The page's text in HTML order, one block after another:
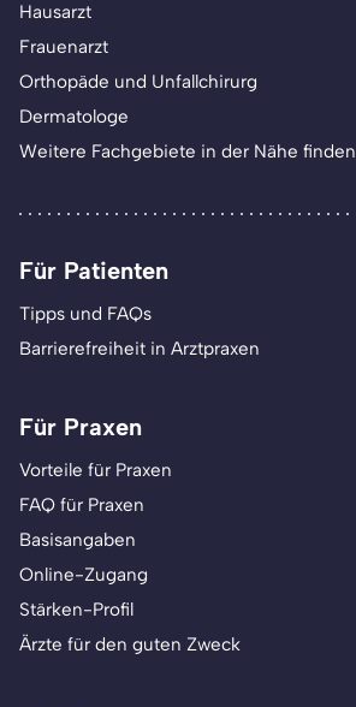
Hausarzt
Frauenarzt
Orthopäde und Unfallchirurg
Dermatologe
Weitere Fachgebiete in der Nähe finden
Für Patienten
Tipps und FAQs
Barrierefreiheit in Arztpraxen
Für Praxen
Vorteile für Praxen
FAQ für Praxen
Basisangaben
Online-Zugang
Stärken-Profil
Ärzte für den guten Zweck